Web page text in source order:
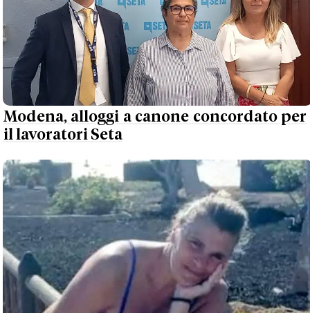
Modena, alloggi a canone concordato per
il lavoratori Seta